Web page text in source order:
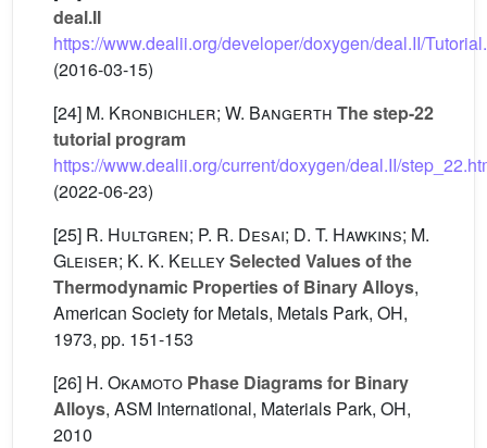
deal.II
https://www.dealii.org/developer/doxygen/deal.II/
(2016-03-15)
[24] M. Kronbichler; W. Bangerth The step-22
tutorial program
https://www.dealii.org/current/doxygen/deal.II/
(2022-06-23)
[25] R. Hultgren; P. R. Desai; D. T. Hawkins; M.
Gleiser; K. K. KelleySelected Values of the
Thermodynamic Properties of Binary Alloys,
American Society for Metals, Metals Park, OH,
1973, pp. 151-153
[26] H. Okamoto Phase Diagrams for Binary
Alloys, ASM International, Materials Park, OH,
2010